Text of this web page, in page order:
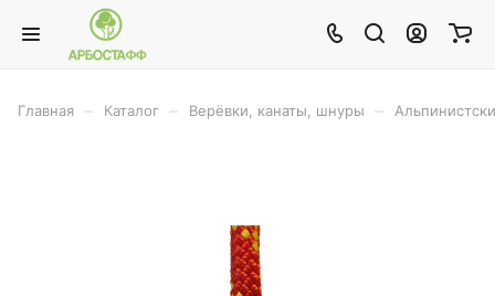
Главная Каталог Верёвки, канаты, шнуры